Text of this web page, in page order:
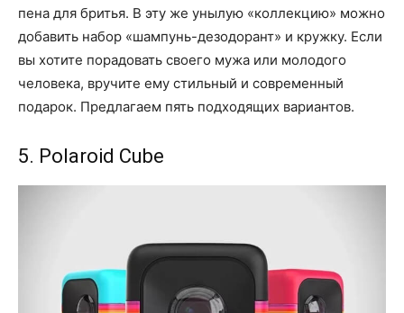
пена для бритья. В эту же унылую «коллекцию» можно
добавить набор «шампунь-дезодорант» и кружку. Если
вы хотите порадовать своего мужа или молодого
человека, вручите ему стильный и современный
подарок. Предлагаем пять подходящих вариантов.
5. Polaroid Cube